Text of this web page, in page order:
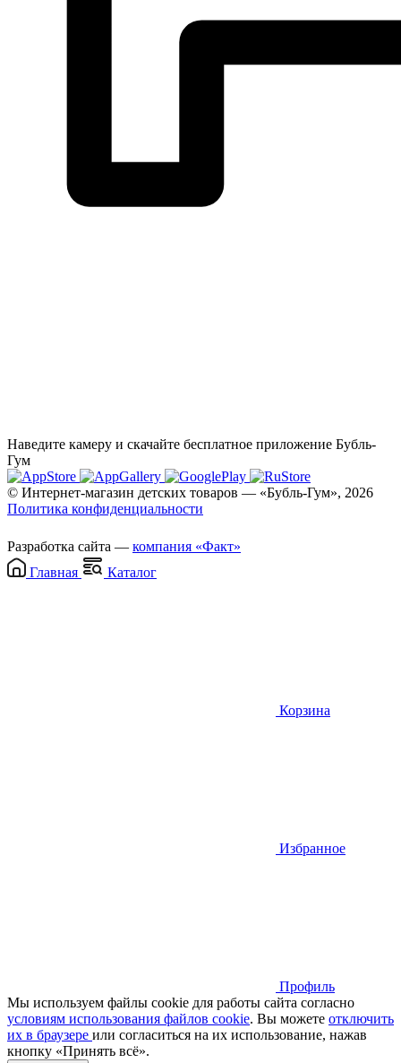
Наведите камеру и скачайте бесплатное приложение Бубль-
Гум
© Интернет-магазин детских товаров — «Бубль-Гум», 2026
Политика конфиденциальности
Разработка сайта — компания «Факт»
Главная
Каталог
Корзина
Избранное
Профиль
Мы используем файлы cookie для работы сайта согласно
условиям использования файлов cookie. Вы можете отключить
их в браузере или cогласиться на их использование, нажав
кнопку «Принять всё».